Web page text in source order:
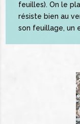
feuilles). On le
résiste bien au
son feuillage, un